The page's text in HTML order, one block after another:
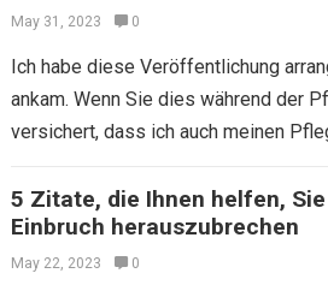
May 31, 2023 0
Ich habe diese Veröffentlichung
ankam. Wenn Sie dies während der
versichert, dass ich auch meinen
5 Zitate, die Ihnen helfen,
Einbruch herauszubrechen
May 22, 2023 0